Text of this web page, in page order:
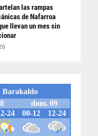
las rampas
de Nafarroa
llevan un mes sin